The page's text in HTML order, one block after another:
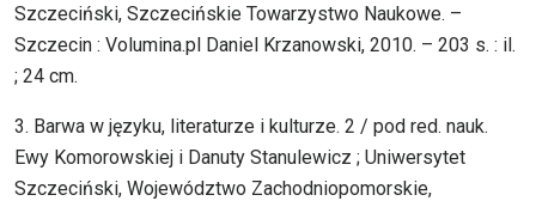
Szczeciński, Szczecińskie Towarzystwo Naukowe. –
Szczecin : Volumina.pl Daniel Krzanowski, 2010. – 203 s. : il.
; 24 cm.
3. Barwa w języku, literaturze i kulturze. 2 / pod red. nauk.
Ewy Komorowskiej i Danuty Stanulewicz ; Uniwersytet
Szczeciński, Województwo Zachodniopomorskie,